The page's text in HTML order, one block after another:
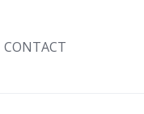
CONTACT